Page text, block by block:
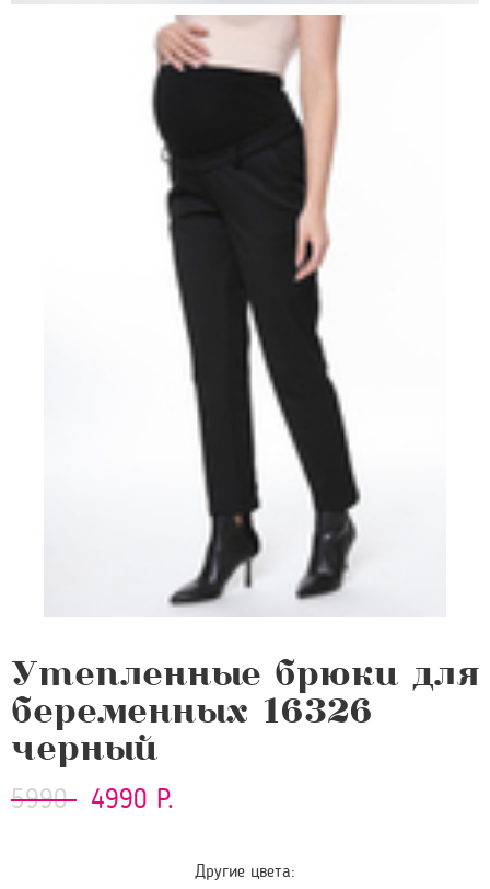
Утепленные брюки для
беременных 16326
черный
5990 4990 Р.
Другие цвета: